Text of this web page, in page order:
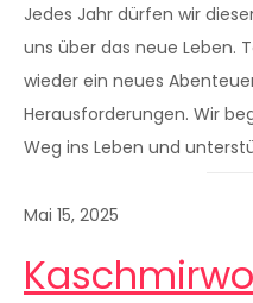
Jedes Jahr dürfen wir
uns über das neue Leben.
wieder ein neues
Herausforderungen. Wir
Weg ins Leben und
Mai 15, 2025